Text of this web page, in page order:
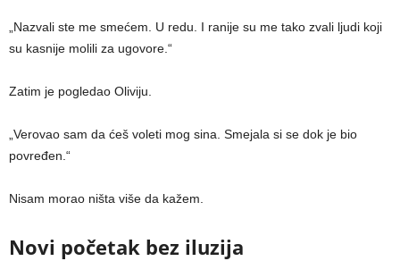
„Nazvali ste me smećem. U redu. I ranije su me tako zvali ljudi koji
su kasnije molili za ugovore.“
Zatim je pogledao Oliviju.
„Verovao sam da ćeš voleti mog sina. Smejala si se dok je bio
povređen.“
Nisam morao ništa više da kažem.
Novi početak bez iluzija